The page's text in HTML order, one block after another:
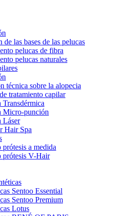
de las bases de las pelucas
pelucas de fibra
pelucas naturales
técnica sobre la alopecia
tratamiento capilar
Transdérmica
Micro-punción
Láser
Hair Spa
a medida
prótesis V-Hair
Sentoo Essential
Sentoo Premium
Lotus